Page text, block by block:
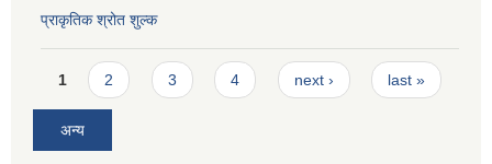
प्राकृतिक श्रोत शुल्क
Pages
1 2 3 4 next › last »
अन्य